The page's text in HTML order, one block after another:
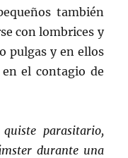
también
con lombrices y
pulgas y en ellos
el contagio de
parasitario,
durante una